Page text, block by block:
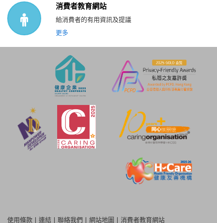
消費者教育網站
給消費者的有用資訊及提議
更多
使用條款 | 連結 | 聯絡我們 | 網站地圖 | 消費者教育網站